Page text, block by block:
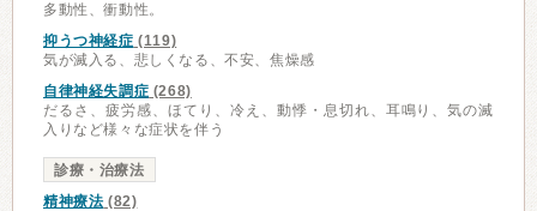
多動性、衝動性。
抑うつ神経症 (119)
気が滅入る、悲しくなる、不安、焦燥感
自律神経失調症 (268)
だるさ、疲労感、ほてり、冷え、動悸・息切れ、耳鳴り、気の滅
入りなど様々な症状を伴う
診療・治療法
精神療法 (82)